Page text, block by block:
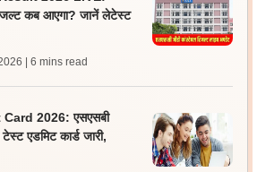
कब आएगा? जानें लेटेस्ट
| 6 mins read
2026: एसएसबी
एडमिट कार्ड जारी,